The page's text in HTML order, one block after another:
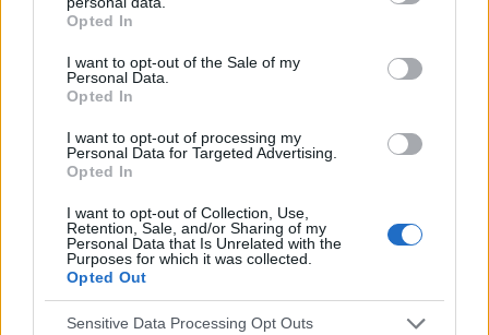
Opted In
I want to opt-out of the Sale of my
Personal Data.
Opted In
I want to opt-out of processing my
Personal Data for Targeted Advertising.
Opted In
I want to opt-out of Collection, Use,
Retention, Sale, and/or Sharing of my
Personal Data that Is Unrelated with the
Purposes for which it was collected.
Opted Out
Sensitive Data Processing Opt Outs
zasugerowała mi zmianę tabletek na Elliade,
może zahamuje wzrost zmiany. Czy może ktoś
wyrazić opinię na ten temat? Czy powinnam
Orliflique nie mam żadnych skutków ubocznych.
Czy moze powinnam zmienić metodę
POWIĄZANE
ciąża test ciążowy okres
Reklama: